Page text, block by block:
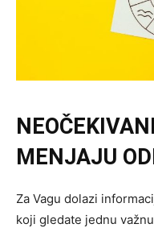
MENJAJU
Za Vagu dolazi
koji gledate jednu